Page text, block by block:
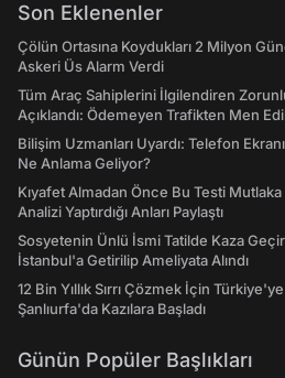
Son Eklenenler
Çölün Ortasına Koydukları 2 Milyon
Askeri Üs Alarm Verdi
Tüm Araç Sahiplerini İlgilendiren
Açıklandı: Ödemeyen Trafikten Men
Bilişim Uzmanları Uyardı: Telefon
Ne Anlama Geliyor?
Kıyafet Almadan Önce Bu Testi Mutlaka
Analizi Yaptırdığı Anları Paylaştı
Sosyetenin Ünlü İsmi Tatilde Kaza
İstanbul'a Getirilip Ameliyata Alındı
12 Bin Yıllık Sırrı Çözmek İçin
Şanlıurfa'da Kazılara Başladı
Günün Popüler Başlıkları